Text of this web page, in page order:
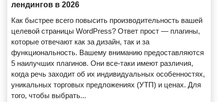
лендингов в 2026
Как быстрее всего повысить производительность вашей
целевой страницы WordPress? Ответ прост — плагины,
которые отвечают как за дизайн, так и за
функциональность. Вашему вниманию предоставляются
5 наилучших плагинов. Они все-таки имеют различия,
когда речь заходит об их индивидуальных особенностях,
уникальных торговых предложениях (УТП) и ценах. Для
того, чтобы выбрать...